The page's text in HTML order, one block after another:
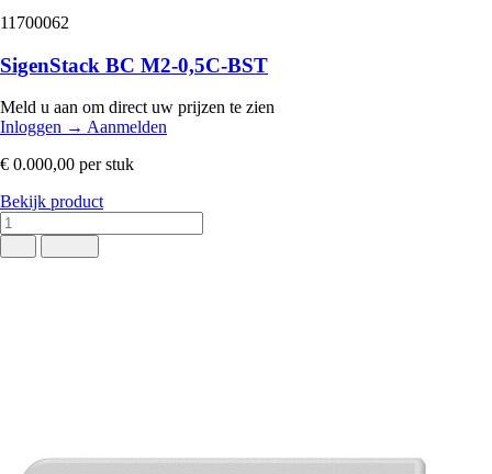
11700062
SigenStack BC M2-0,5C-BST
Meld u aan om direct uw prijzen te zien
Inloggen → Aanmelden
€ 0.000,00 per stuk
Bekijk product